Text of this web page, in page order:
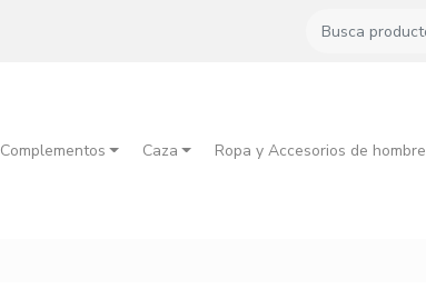
Complementos Caza Ropa y Accesorios de hombre